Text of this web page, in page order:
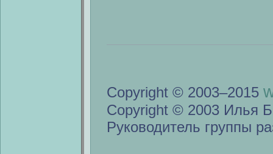
Copyright © 2003–2015
Copyright © 2003 Илья
Руководитель группы